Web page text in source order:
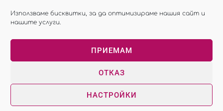
Използваме бисквитки, за да оптимизираме нашия сайт и
нашите услуги.
ПРИЕМАМ
ОТКАЗ
НАСТРОЙКИ
Изработка на сайт - WebsiteBuilderBG